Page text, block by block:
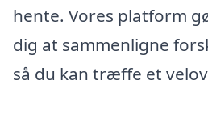
hente. Vores platform
dig at sammenligne
så du kan træffe et